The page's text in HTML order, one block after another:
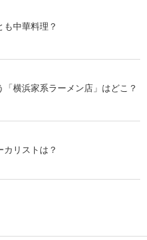
も中華料理？
横浜家系ラーメン店」はどこ？
カリストは？